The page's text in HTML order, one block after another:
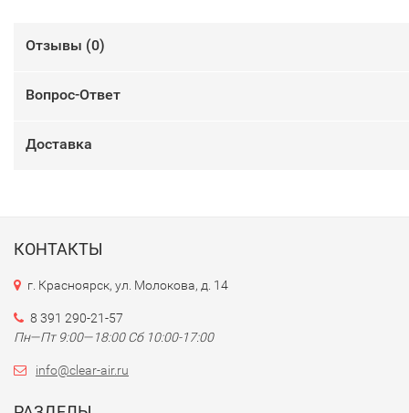
Отзывы (0)
Вопрос-Ответ
Доставка
КОНТАКТЫ
г. Красноярск, ул. Молокова, д. 14
8 391 290-21-57
Пн—Пт 9:00—18:00 Сб 10:00-17:00
info@clear-air.ru